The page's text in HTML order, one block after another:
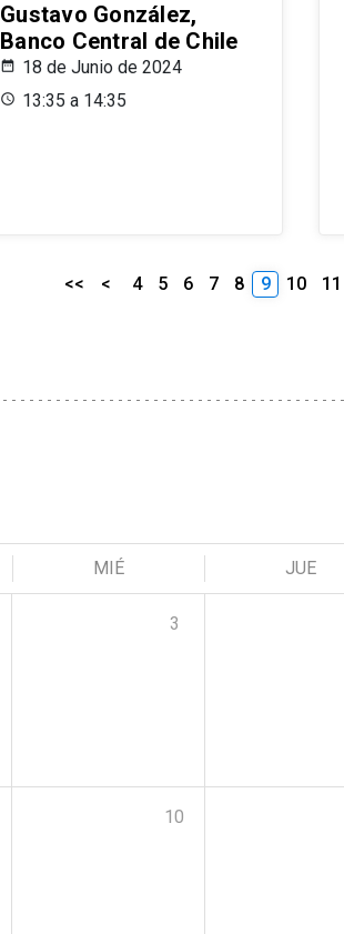
Gustavo González,
Banco Central de Chile
18 de Junio de 2024
13:35 a 14:35
<< < 4 5 6 7 8 9 10 11
MIÉ JUE
3
10